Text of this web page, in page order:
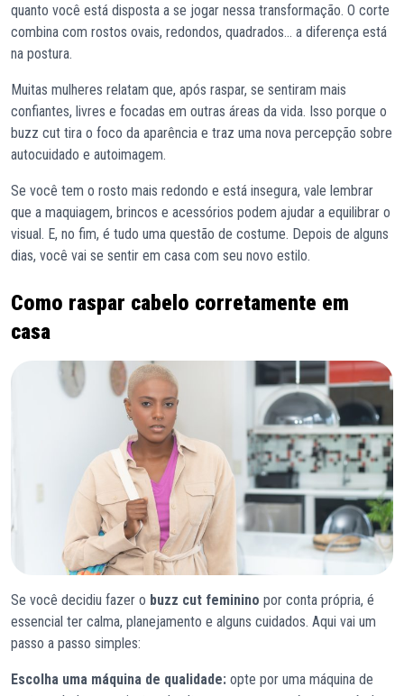
quanto você está disposta a se jogar nessa transformação. O corte
combina com rostos ovais, redondos, quadrados… a diferença está
na postura.
Muitas mulheres relatam que, após raspar, se sentiram mais
confiantes, livres e focadas em outras áreas da vida. Isso porque o
buzz cut tira o foco da aparência e traz uma nova percepção sobre
autocuidado e autoimagem.
Se você tem o rosto mais redondo e está insegura, vale lembrar
que a maquiagem, brincos e acessórios podem ajudar a equilibrar o
visual. E, no fim, é tudo uma questão de costume. Depois de alguns
dias, você vai se sentir em casa com seu novo estilo.
Como raspar cabelo corretamente em
casa
Se você decidiu fazer o buzz cut feminino por conta própria, é
essencial ter calma, planejamento e alguns cuidados. Aqui vai um
passo a passo simples:
Escolha uma máquina de qualidade: opte por uma máquina de